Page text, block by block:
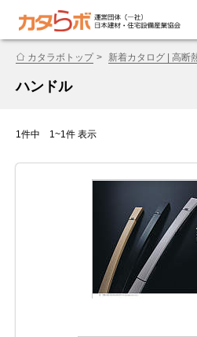
カタラボトップ 新着カタログ | 高断
ハンドル
1件中 1~1件 表示